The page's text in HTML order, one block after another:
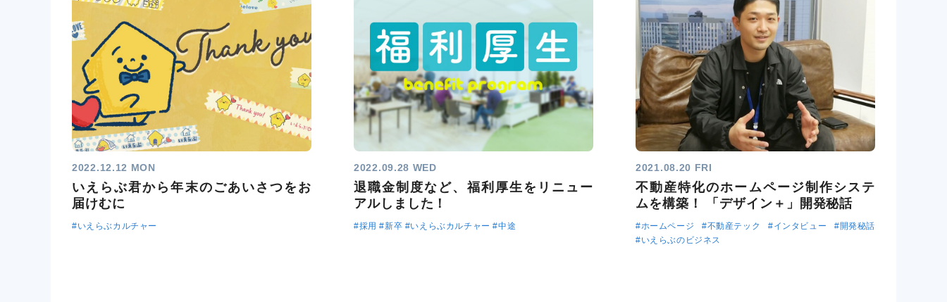
2022.12.12 MON
いえらぶ君から年末のごあいさつをお
届けむに
#いえらぶカルチャー
2022.09.28 WED
退職金制度など、福利厚生をリニュー
アルしました！
#採用 #新卒 #いえらぶカルチャー #中途
2021.08.20 FRI
不動産特化のホームページ制作システ
ムを構築！ 「デザイン＋」開発秘話
#ホームページ #不動産テック #インタビュー
#開発秘話
#いえらぶのビジネス